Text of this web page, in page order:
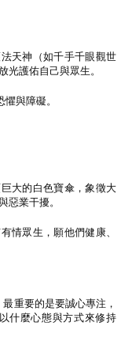
天神（如千手千眼觀世
光護佑自己與眾生。
與障礙。
大的白色寶傘，象徵大
惡業干擾。
情眾生，願他們健康、
重要的是要誠心專注，
什麼心態與方式來修持